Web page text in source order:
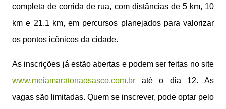
completa de corrida de rua, com distâncias de 5 km, 10
km e 21.1 km, em percursos planejados para valorizar
os pontos icônicos da cidade.
As inscrições já estão abertas e podem ser feitas no site
www.meiamaratonaosasco.com.br até o dia 12. As
vagas são limitadas. Quem se inscrever, pode optar pelo